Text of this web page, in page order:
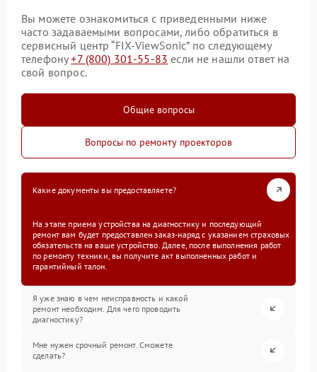
Вы можете ознакомиться с приведенными ниже
часто задаваемыми вопросами, либо обратиться в
сервисный центр “FIX-ViewSonic” по следующему
телефону+7 (800) 301-55-83 если не нашли ответ на
свой вопрос.
Общие вопросы
Вопросы по ремонту проекторов
Какие документы вы предоставляете?
На этапе приема устройства на диагностику и последующий
ремонт вам будет предоставлен заказ-наряд с указанием страховых
обязательств на ваше устройство. Далее, после выполнения работ
по ремонту техники, вы получите акт выполненных работ и
гарантийный талон.
Я уже знаю в чем неисправность и какой
ремонт необходим. Для чего проводить
диагностику?
Мне нужен срочный ремонт. Сможете
сделать?